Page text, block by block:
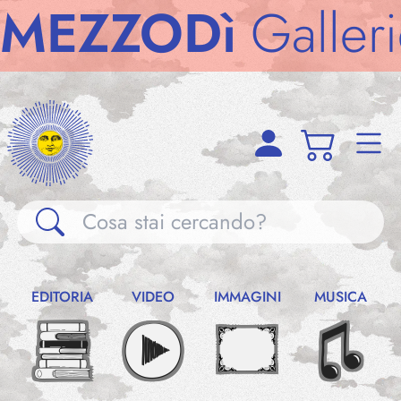
Gallerie
Gallerie
Notizie
EDITORIA VIDEO IMMAGINI MUSICA